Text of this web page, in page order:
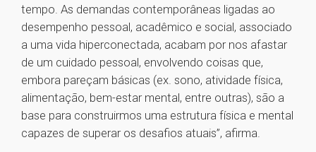
tempo. As demandas contemporâneas ligadas ao
desempenho pessoal, acadêmico e social, associado
a uma vida hiperconectada, acabam por nos afastar
de um cuidado pessoal, envolvendo coisas que,
embora pareçam básicas (ex. sono, atividade física,
alimentação, bem-estar mental, entre outras), são a
base para construirmos uma estrutura física e mental
capazes de superar os desafios atuais”, afirma.